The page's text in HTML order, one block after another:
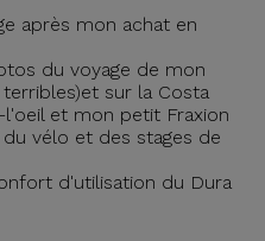
après mon achat en
du voyage de mon
sur la Costa
et mon petit Fraxion
vélo et des stages de
d'utilisation du Dura